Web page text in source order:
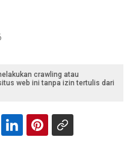
crawling atau
web ini tanpa izin tertulis dari